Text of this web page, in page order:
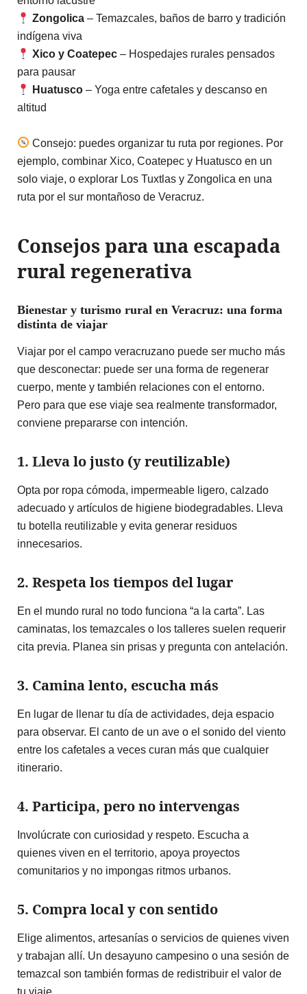
Zongolica– Temazcales, baños de barro y tradición
indígena viva
Xico y Coatepec– Hospedajes rurales pensados
para pausar
Huatusco– Yoga entre cafetales y descanso en
altitud
Consejo: puedes organizar tu ruta por regiones. Por
ejemplo, combinar Xico, Coatepec y Huatusco en un
solo viaje, o explorar Los Tuxtlas y Zongolica en una
ruta por el sur montañoso de Veracruz.
Consejos para una escapada
rural regenerativa
Bienestar y turismo rural en Veracruz: una forma
distinta de viajar
Viajar por el campo veracruzano puede ser mucho más
que desconectar: puede ser una forma de regenerar
cuerpo, mente y también relaciones con el entorno.
Pero para que ese viaje sea realmente transformador,
conviene prepararse con intención.
1. Lleva lo justo (y reutilizable)
Opta por ropa cómoda, impermeable ligero, calzado
adecuado y artículos de higiene biodegradables. Lleva
tu botella reutilizable y evita generar residuos
innecesarios.
2. Respeta los tiempos del lugar
En el mundo rural no todo funciona “a la carta”. Las
caminatas, los temazcales o los talleres suelen requerir
cita previa. Planea sin prisas y pregunta con antelación.
3. Camina lento, escucha más
En lugar de llenar tu día de actividades, deja espacio
para observar. El canto de un ave o el sonido del viento
entre los cafetales a veces curan más que cualquier
itinerario.
4. Participa, pero no intervengas
Involúcrate con curiosidad y respeto. Escucha a
quienes viven en el territorio, apoya proyectos
comunitarios y no impongas ritmos urbanos.
5. Compra local y con sentido
Elige alimentos, artesanías o servicios de quienes viven
y trabajan allí. Un desayuno campesino o una sesión de
temazcal son también formas de redistribuir el valor de
tu viaje.